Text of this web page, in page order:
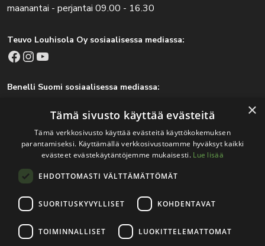
maanantai - perjantai 09.00 - 16.30
Teuvo Louhisola Oy sosiaalisessa mediassa:
Facebook Instagram YouTube
Benelli Suomi sosiaalisessa mediassa:
Tärkeitä linkkejä
Rekisteri- ja tietosuojaseloste
Jälleenmyyjät
Tapahtumat
×
Tämä sivusto käyttää evästeitä
Tämä verkkosivusto käyttää evästeitä käyttökokemuksen
parantamiseksi. Käyttämällä verkkosivustoamme hyväksyt kaikki
evästeet evästekäytäntöjemme mukaisesti. Lue lisää
EHDOTTOMASTI VÄLTTÄMÄTTÖMÄT
SUORITUSKYVYLLISET KOHDENTAVAT
TOIMINNALLISET LUOKITTELEMATTOMAT